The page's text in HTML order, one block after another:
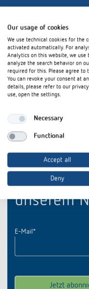
Download
Bildmaterial
Bleiben
unserem
E-Mail *
Our usage of cookies
We use technical cookies for the
activated automatically. For
Analytics on this website, we use
analyze the search behavior on
required for this. Please agree to
You can revoke your consent at
details, please refer to our
use, open the settings.
Necessary
Functional
Accept all
Deny